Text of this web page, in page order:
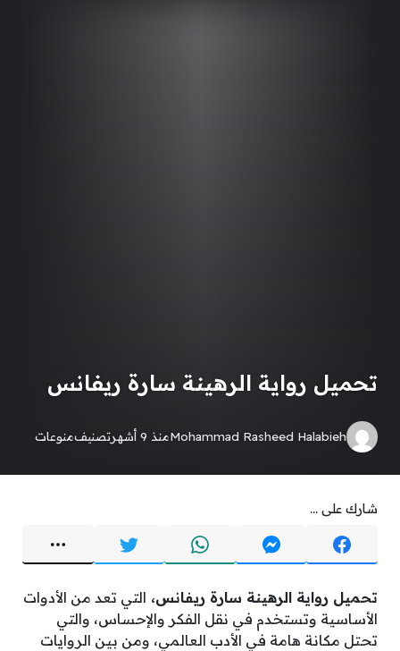
تحميل رواية الرهينة سارة ريفانس
Mohammad Rasheed Halabiehمنذ 9 أشهر تصنيفمنوعات
شارك على ...
تحميل رواية الرهينة سارة ريفانس، التي تعد من الأدوات
الأساسية وتستخدم في نقل الفكر والإحساس، والتي
تحتل مكانة هامة في الأدب العالمي، ومن بين الروايات